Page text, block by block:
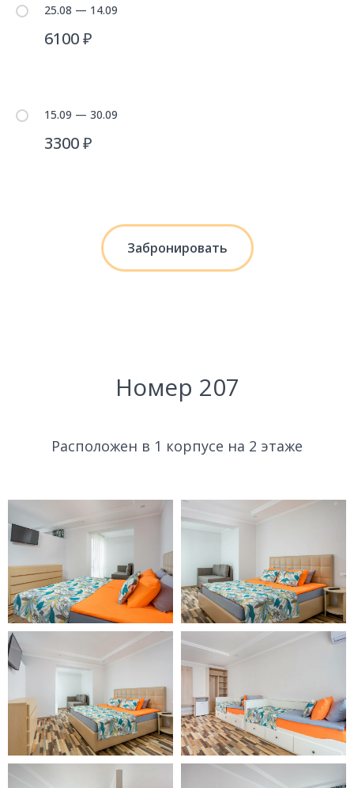
25.08 — 14.09
6100 ₽
15.09 — 30.09
3300 ₽
Забронировать
Номер 207
Расположен в 1 корпусе на 2 этаже